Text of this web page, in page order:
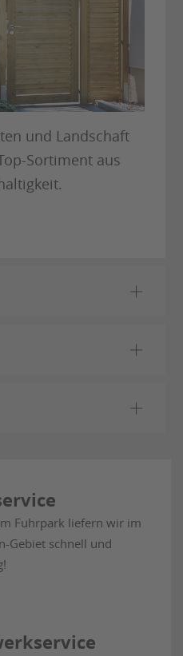
und Landschaft
Sortiment aus
Fuhrpark liefern wir im
Gebiet schnell und